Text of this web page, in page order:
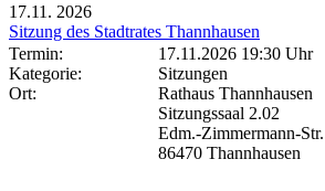
17.11. 2026
Sitzung des Stadtrates Thannhausen
Termin:
17.11.2026 19:30 Uhr
Kategorie:
Sitzungen
Ort:
Rathaus Thannhausen
Sitzungssaal 2.02
Edm.-Zimmermann-
86470 Thannhausen